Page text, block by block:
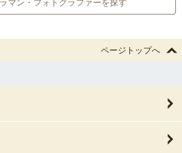
マン・フォトグラファーを探す
ページトップへ